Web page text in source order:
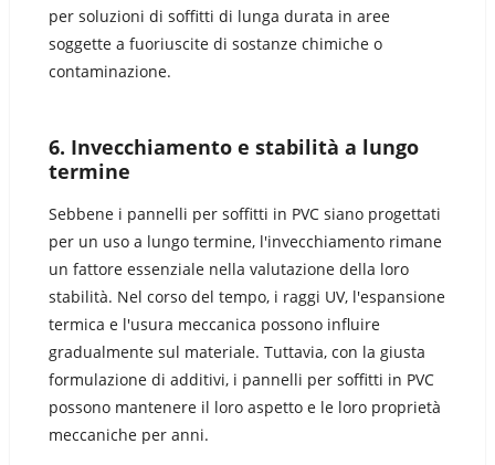
per soluzioni di soffitti di lunga durata in aree
soggette a fuoriuscite di sostanze chimiche o
contaminazione.
6. Invecchiamento e stabilità a lungo
termine
Sebbene i pannelli per soffitti in PVC siano progettati
per un uso a lungo termine, l'invecchiamento rimane
un fattore essenziale nella valutazione della loro
stabilità. Nel corso del tempo, i raggi UV, l'espansione
termica e l'usura meccanica possono influire
gradualmente sul materiale. Tuttavia, con la giusta
formulazione di additivi, i pannelli per soffitti in PVC
possono mantenere il loro aspetto e le loro proprietà
meccaniche per anni.